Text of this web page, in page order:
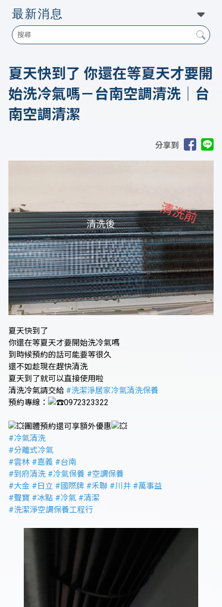
最新消息
夏天快到了 你還在等夏天才要開
始洗冷氣嗎－台南空調清洗｜台
南空調清潔
分享到
夏天快到了
你還在等夏天才要開始洗冷氣嗎
到時候預約的話可能要等很久
還不如趁現在趕快清洗
夏天到了就可以直接使用啦
清洗冷氣請交給 #洗潔淨居家冷氣清洗保養
預約專線：
0972323322
團體預約還可享額外優惠
#冷氣清洗
#分離式冷氣
#雲林 #嘉義 #台南
#到府清洗 #冷氣保養 #空調保養
#大金 #日立 #國際牌 #禾聯 #川井 #萬事益
#聲寶 #冰點 #冷氣 #清潔
#洗潔淨空調保養工程行